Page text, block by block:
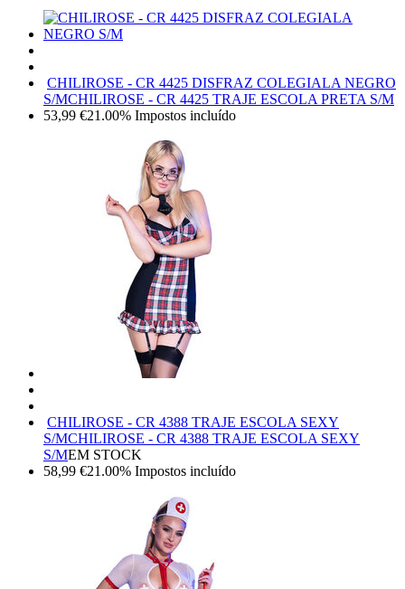
CHILIROSE - CR 4425 DISFRAZ COLEGIALA NEGRO
S/MCHILIROSE - CR 4425 TRAJE ESCOLA PRETA S/M
53,99 €21.00% Impostos incluído
CHILIROSE - CR 4388 TRAJE ESCOLA SEXY
S/MCHILIROSE - CR 4388 TRAJE ESCOLA SEXY
S/MEM STOCK
58,99 €21.00% Impostos incluído